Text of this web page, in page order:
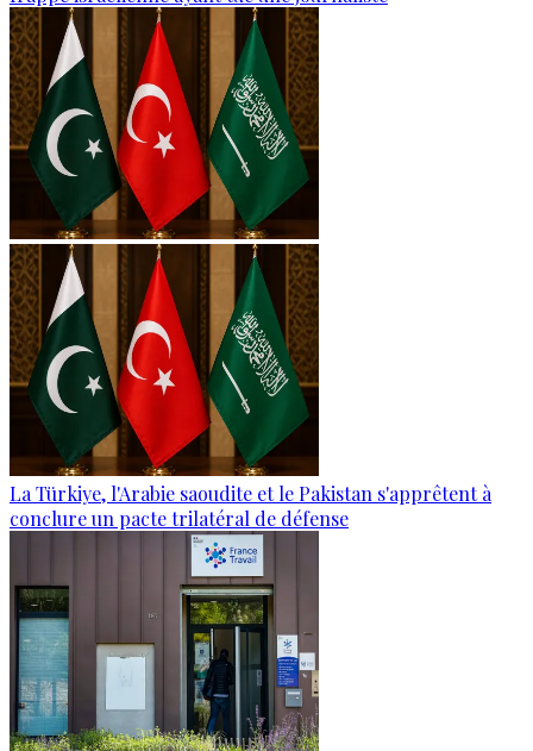
La Türkiye, l'Arabie saoudite et le Pakistan s'apprêtent à
conclure un pacte trilatéral de défense